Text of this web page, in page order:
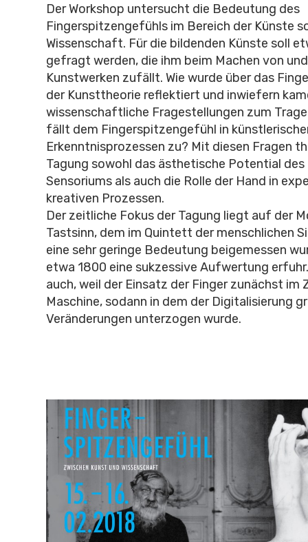
Der Workshop untersucht die Bedeutung des
Fingerspitzengefühls im Bereich der Künste
Wissenschaft. Für die bildenden Künste soll
gefragt werden, die ihm beim Machen von
Kunstwerken zufällt. Wie wurde über das
der Kunsttheorie reflektiert und inwiefern
wissenschaftliche Fragestellungen zum
fällt dem Fingerspitzengefühl in
Erkenntnisprozessen zu? Mit diesen Fragen
Tagung sowohl das ästhetische Potential
Sensoriums als auch die Rolle der Hand in
kreativen Prozessen.
Der zeitliche Fokus der Tagung liegt auf der
Tastsinn, dem im Quintett der menschlichen
eine sehr geringe Bedeutung beigemessen
etwa 1800 eine sukzessive Aufwertung
auch, weil der Einsatz der Finger zunächst im
Maschine, sodann in dem der Digitalisierung
Veränderungen unterzogen wurde.